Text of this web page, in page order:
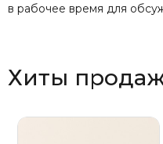
в рабочее время для
Хиты